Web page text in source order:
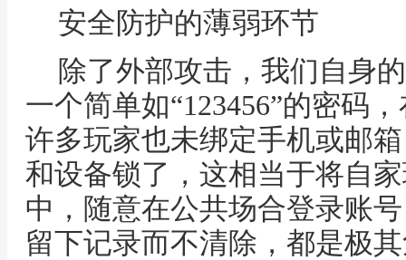
安全防护的薄弱环节
除了外部攻击，我们自身
一个简单如“123456”的密码
许多玩家也未绑定手机或邮
和设备锁了，这相当于将自
中，随意在公共场合登录账
留下记录而不清除，都是极